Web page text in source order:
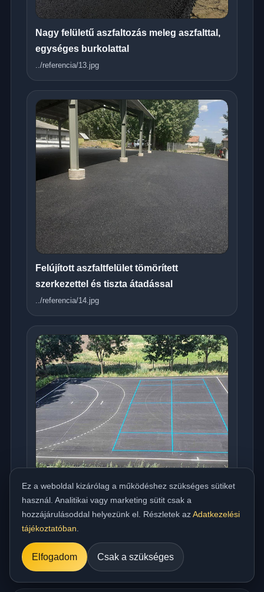
Nagy felületű aszfaltozás meleg aszfalttal,
egységes burkolattal
../referencia/13.jpg
Felújított aszfaltfelület tömörített
szerkezettel és tiszta átadással
../referencia/14.jpg
Országos meleg aszfaltozás udvarra,
beállóra, parkolóra és utakhoz
Ez a weboldal kizárólag a működéshez szükséges sütiket
használ. Analitikai vagy marketing sütit csak a
hozzájárulásoddal helyezünk el. Részletek azAdatkezelési
tájékoztatóban
Elfogadom Csak a szükséges